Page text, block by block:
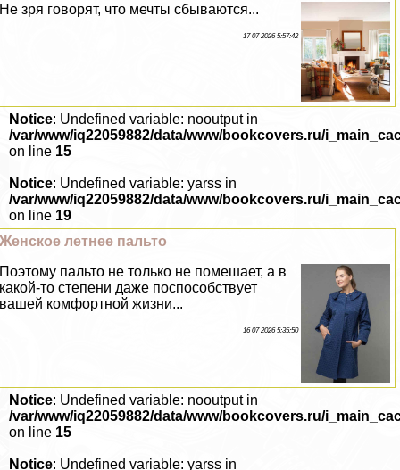
Не зря говорят, что мечты сбываются...
17 07 2026 5:57:42
Notice: Undefined variable: nooutput in
/var/www/iq22059882/data/www/bookcovers.ru/
on line 15
Notice: Undefined variable: yarss in
/var/www/iq22059882/data/www/bookcovers.ru/
on line 19
Женское летнее пальто
Поэтому пальто не только не помешает, а в
какой-то степени даже поспособствует
вашей комфортной жизни...
16 07 2026 5:35:50
Notice: Undefined variable: nooutput in
/var/www/iq22059882/data/www/bookcovers.ru/
on line 15
Notice: Undefined variable: yarss in